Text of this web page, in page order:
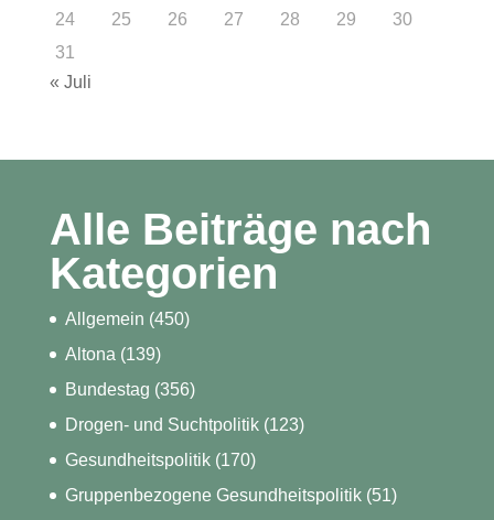
24
25 26 27 28 29
30
31
« Juli
Alle Beiträge nach
Kategorien
Allgemein (450)
Altona(139)
Bundestag (356)
Drogen- und Suchtpolitik(123)
Gesundheitspolitik(170)
Gruppenbezogene Gesundheitspolitik(51)